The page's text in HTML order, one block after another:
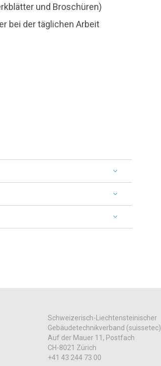
und Broschüren)
bei der täglichen Arbeit
Schweizerisch-Liechtensteinischer
Gebäudetechnikverband (suissetec)
Auf der Mauer 11, Postfach
CH-8021 Zürich
+41 43 244 73 00